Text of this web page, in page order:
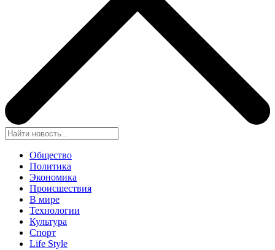
Общество
Политика
Экономика
Происшествия
В мире
Технологии
Культура
Спорт
Life Style